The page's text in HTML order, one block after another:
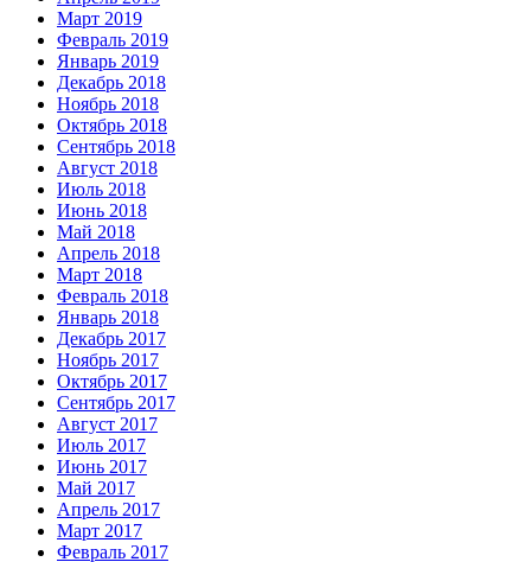
Март 2019
Февраль 2019
Январь 2019
Декабрь 2018
Ноябрь 2018
Октябрь 2018
Сентябрь 2018
Август 2018
Июль 2018
Июнь 2018
Май 2018
Апрель 2018
Март 2018
Февраль 2018
Январь 2018
Декабрь 2017
Ноябрь 2017
Октябрь 2017
Сентябрь 2017
Август 2017
Июль 2017
Июнь 2017
Май 2017
Апрель 2017
Март 2017
Февраль 2017